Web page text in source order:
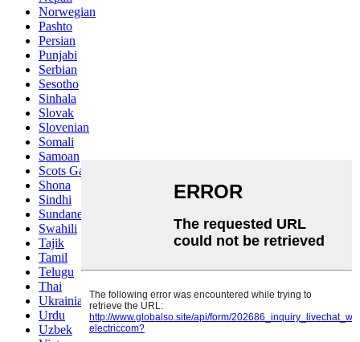
Norwegian
Pashto
Persian
Punjabi
Serbian
Sesotho
Sinhala
Slovak
Slovenian
Somali
Samoan
Scots Gaelic
Shona
Sindhi
Sundanese
Swahili
Tajik
Tamil
Telugu
Thai
Ukrainian
Urdu
Uzbek